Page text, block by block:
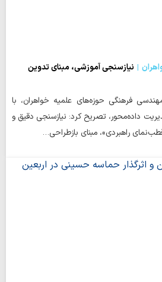
نیازسنجی آموزشی، مبنای تدوین
فرهنگی حوزه‌های علمیه خواهران، با
داده‌محور، تصریح کرد: نیازسنجی دقیق و
راهبردی»، مبنای بازطراحی…